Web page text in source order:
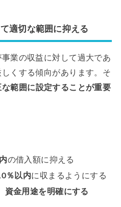
適切な範囲に抑える
業の収益に対して過大であ
くする傾向があります。そ
範囲に設定することが重要
の借入額に抑える
％以内に収まるようにする
資金用途を明確にする